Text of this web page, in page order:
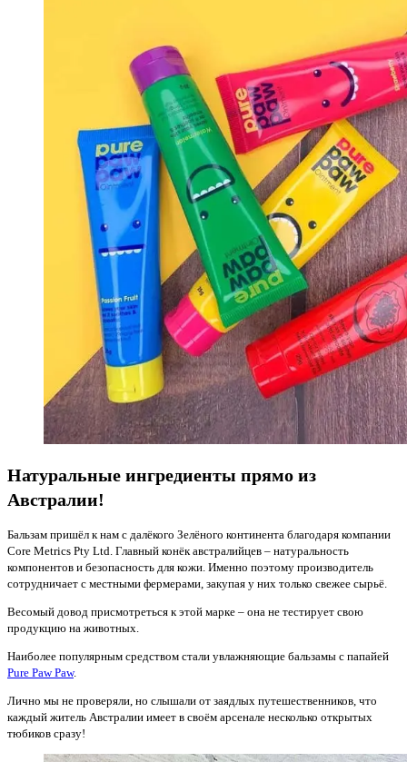
Натуральные ингредиенты прямо из
Австралии!
Бальзам пришёл к нам с далёкого Зелёного континента благодаря компании
Core Metrics Pty Ltd. Главный конёк австралийцев – натуральность
компонентов и безопасность для кожи. Именно поэтому производитель
сотрудничает с местными фермерами, закупая у них только свежее сырьё.
Весомый довод присмотреться к этой марке – она не тестирует свою
продукцию на животных.
Наиболее популярным средством стали увлажняющие бальзамы с папайей
Pure Paw Paw.
Лично мы не проверяли, но слышали от заядлых путешественников, что
каждый житель Австралии имеет в своём арсенале несколько открытых
тюбиков сразу!